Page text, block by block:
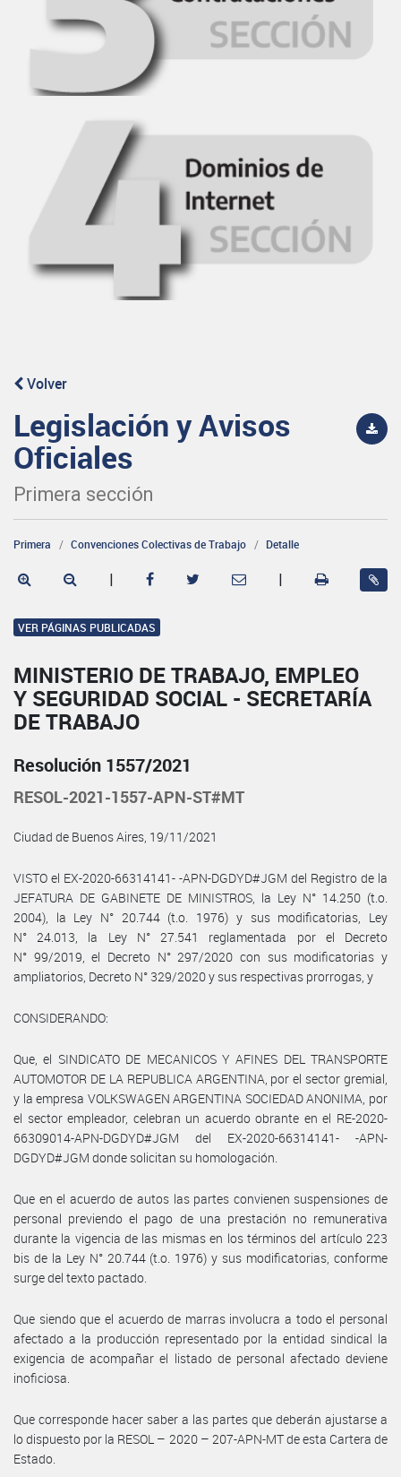
Volver
Legislación y Avisos
Oficiales
Primera sección
Primera Convenciones Colectivas de Trabajo Detalle
| |
VER PÁGINAS PUBLICADAS
MINISTERIO DE TRABAJO, EMPLEO
Y SEGURIDAD SOCIAL - SECRETARÍA
DE TRABAJO
Resolución 1557/2021
RESOL-2021-1557-APN-ST#MT
Ciudad de Buenos Aires, 19/11/2021
VISTO el EX-2020-66314141- -APN-DGDYD#JGM del Registro de la
JEFATURA DE GABINETE DE MINISTROS, la Ley N° 14.250 (t.o.
2004), la Ley N° 20.744 (t.o. 1976) y sus modificatorias, Ley
N° 24.013, la Ley N° 27.541 reglamentada por el Decreto
N° 99/2019, el Decreto N° 297/2020 con sus modificatorias y
ampliatorios, Decreto N° 329/2020 y sus respectivas prorrogas, y
CONSIDERANDO:
Que, el SINDICATO DE MECANICOS Y AFINES DEL TRANSPORTE
AUTOMOTOR DE LA REPUBLICA ARGENTINA, por el sector gremial,
y la empresa VOLKSWAGEN ARGENTINA SOCIEDAD ANONIMA, por
el sector empleador, celebran un acuerdo obrante en el RE-2020-
66309014-APN-DGDYD#JGM del EX-2020-66314141- -APN-
DGDYD#JGM donde solicitan su homologación.
Que en el acuerdo de autos las partes convienen suspensiones de
personal previendo el pago de una prestación no remunerativa
durante la vigencia de las mismas en los términos del artículo 223
bis de la Ley N° 20.744 (t.o. 1976) y sus modificatorias, conforme
surge del texto pactado.
Que siendo que el acuerdo de marras involucra a todo el personal
afectado a la producción representado por la entidad sindical la
exigencia de acompañar el listado de personal afectado deviene
inoficiosa.
Que corresponde hacer saber a las partes que deberán ajustarse a
lo dispuesto por la RESOL – 2020 – 207-APN-MT de esta Cartera de
Estado.